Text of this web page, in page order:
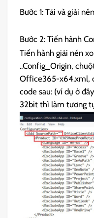
Bước 1: Tải và giải
Bước 2: Tiến hành
Tiến hành giải nén
..Config_Origin,
Office365-x64.xml,
code sau: (ví dụ ở
32bit thì làm tương